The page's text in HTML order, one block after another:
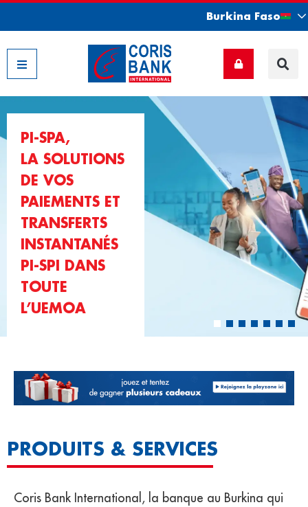
Burkina Faso
PI-SPA,
LA SOLUTIONS
DE VOS
PAIEMENTS ET
TRANSFERTS
INSTANTANÉS
PI-SPI DANS
TOUTE
L’UEMOA
PRODUITS & SERVICES
Coris Bank International, la banque au Burkina qui